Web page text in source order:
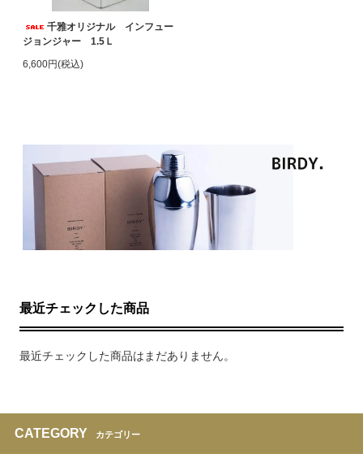
千雅オリジナル インフュー
ジョンジャー 1.5Ｌ
6,600円(税込)
最近チェックした商品
最近チェックした商品はまだありません。
CATEGORY カテゴリー